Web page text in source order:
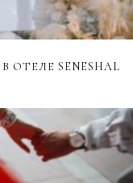
SENESHAL